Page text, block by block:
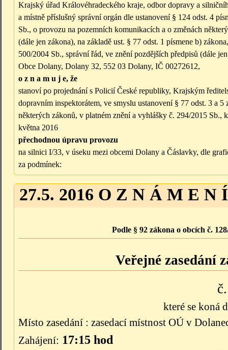
Krajský úřad Královéhradeckého kraje, odbor dopravy a
a místně příslušný správní orgán dle ustanovení § 124 odst. 4
Sb., o provozu na pozemních komunikacích a o změnách
(dále jen zákona), na základě ust. § 77 odst. 1 písmene b)
500/2004 Sb., správní řád, ve znění pozdějších předpisů (dále
Obce Dolany, Dolany 32, 552 03 Dolany, IČ 00272612,
o z n a m u j e, že
stanoví po projednání s Policií České republiky, Krajským
dopravním inspektorátem, ve smyslu ustanovení § 77 odst. 3 a
některých zákonů, v platném znění a vyhlášky č. 294/2015
května 2016
přechodnou úpravu provozu
na silnici I/33, v úseku mezi obcemi Dolany a Čáslavky, dle
za podmínek:
27.5. 2016 O Z N Á M E N Í
Podle § 92 zákona o obcích č.
Veřejné zasedání
které se koná
Místo zasedání : zasedací místnost OÚ v
Zahájení: 17:15 hod